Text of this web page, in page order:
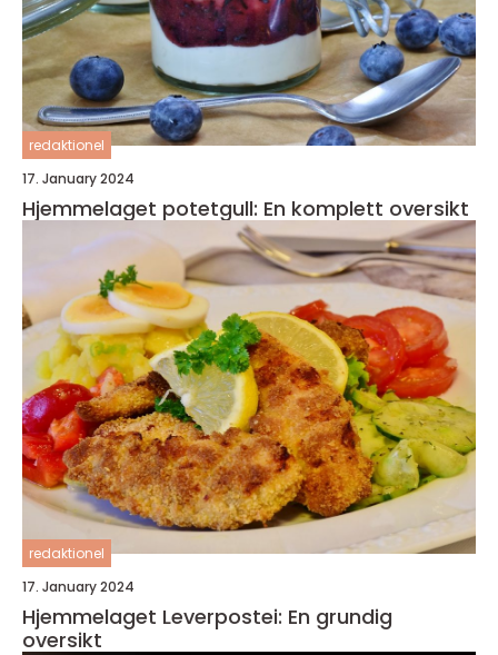
redaktionel
17. January 2024
Hjemmelaget potetgull: En komplett oversikt
redaktionel
17. January 2024
Hjemmelaget Leverpostei: En grundig
oversikt